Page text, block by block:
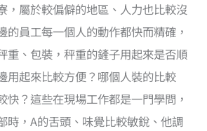
，屬於較偏僻的地區、人力也比較沒
的員工每一個人的動作都快而精確，
重、包裝，秤重的鏟子用起來是否順
用起來比較方便？哪個人裝的比較
快？這些在現場工作都是一門學問，
時，A的舌頭、味覺比較敏銳、他調